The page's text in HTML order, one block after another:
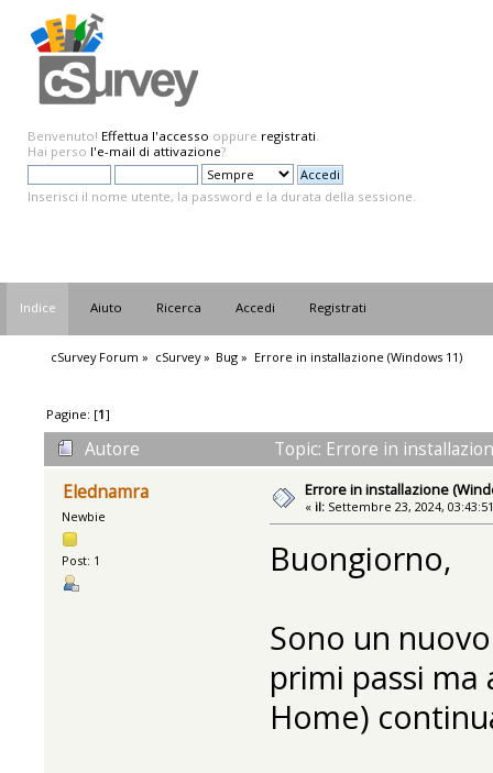
Benvenuto! Effettua l'accesso oppure registrati.
Hai perso l'e-mail di attivazione?
Inserisci il nome utente, la password e la durata della sessione.
Indice Aiuto Ricerca Accedi Registrati
cSurvey Forum » cSurvey» Bug » Errore in installazione (Windows 11)
Pagine: [1]
Autore
Topic: Errore in
Elednamra
Newbie
Post: 1
Errore in installazione
« il: Settembre 23, 2024,
Buongiorno,
Sono un
primi passi
Home)